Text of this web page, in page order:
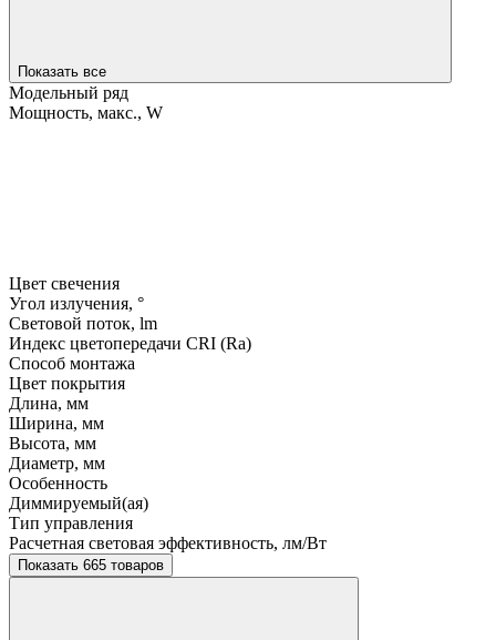
Показать все
Модельный ряд
Мощность, макс., W
Цвет свечения
Угол излучения, °
Световой поток, lm
Индекс цветопередачи CRI (Ra)
Способ монтажа
Цвет покрытия
Длина, мм
Ширина, мм
Высота, мм
Диаметр, мм
Особенность
Диммируемый(ая)
Тип управления
Расчетная световая эффективность, лм/Вт
Показать 665 товаров